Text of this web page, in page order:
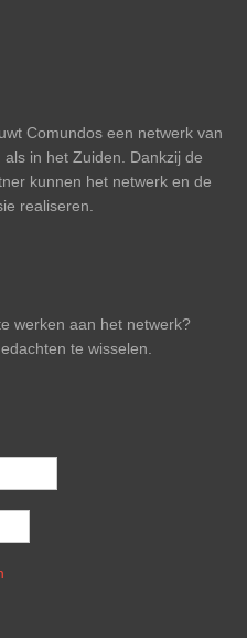
Comundos een netwerk van
in het Zuiden. Dankzij de
kunnen het netwerk en de
realiseren.
werken aan het netwerk?
te wisselen.